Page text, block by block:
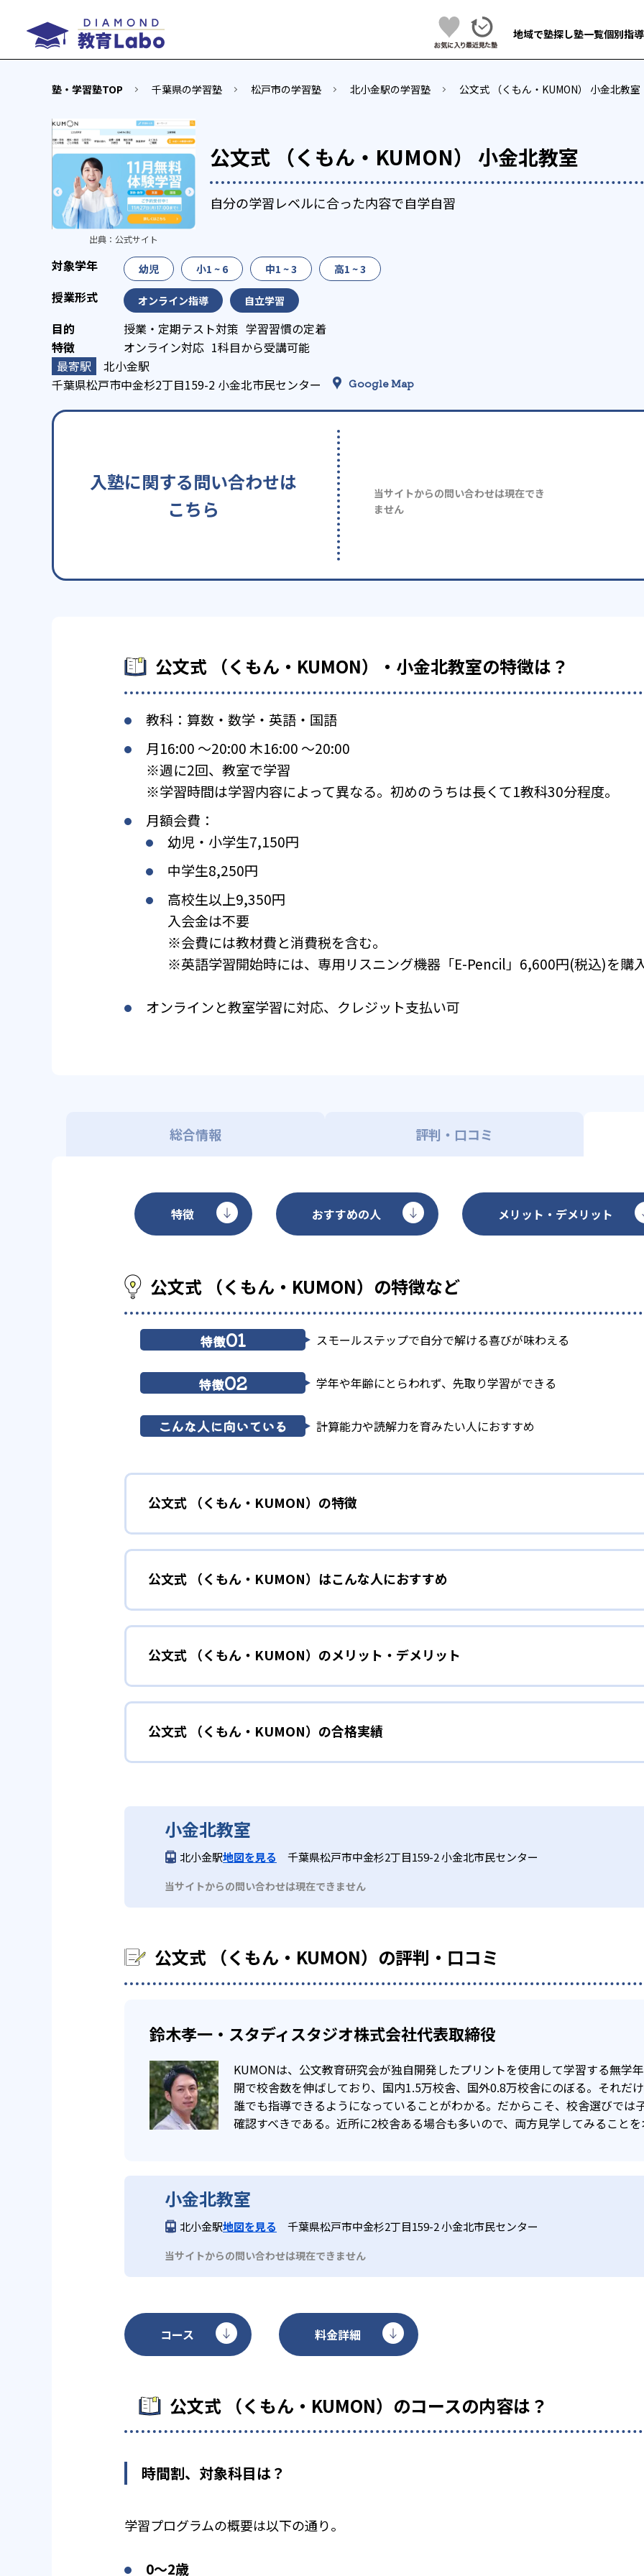
地域で塾探し塾一覧個別指
塾・学習塾TOP 千葉県の学習塾 松戸市の学習塾 北小金駅の学習塾 公文式 （くもん・KUMON） 小金北教室
公文式 （くもん・KUMON） 小金北教室
自分の学習レベルに合った内容で自学自習
出典： 公式サイト
幼児 小1 ~ 6 中1 ~ 3 高1 ~ 3
オンライン指導 自立学習
授業・定期テスト対策 学習習慣の定着
オンライン対応 1科目から受講可能
北小金駅
千葉県松戸市中金杉2丁目159-2 小金北市民センター
Google Map
入塾に関する問い合わせは
こちら
当サイトからの問い合わせは現在でき
ません
公文式 （くもん・KUMON）・小金北教室の特徴は？
教科：算数・数学・英語・国語
月16:00 〜20:00 木16:00 〜20:00
※週に2回、教室で学習
※学習時間は学習内容によって異なる。初めのうちは長くて1教科30分程度。
月額会費：
幼児・小学生7,150円
中学生8,250円
高校生以上9,350円
入会金は不要
※会費には教材費と消費税を含む。
※英語学習開始時には、専用リスニング機器「E-Pencil」6,600円(税込)を購
オンラインと教室学習に対応、クレジット支払い可
総合情報 評判・口コミ
特徴 おすすめの人 メリット・デメリット
公文式 （くもん・KUMON）の特徴など
特徴01 スモールステップで自分で解ける喜びが味わえる
特徴02 学年や年齢にとらわれず、先取り学習ができる
こんな人に向いている 計算能力や読解力を育みたい人におすすめ
公文式 （くもん・KUMON）の特徴
01 無学年式の学力別学習
KUMONでは、年齢や学年にとらわれずに、一人ひとりの学力に応じたレベルから学習を始めて
確実に100点が取れるレベルから少しずつ難易度を上げていくことで子どもたちは多くの成功
できる。
02 自学自習スタイル
KUMONの教材は、簡単な問題から高度な問題へと、スモールステップで進んでいけるよう工
時期から高校教材に進む生徒もいる。
03 フレキシブルな受講スタイル
KUMONでは、教室が開いている時間内であれば、何曜日にでも週2回受講できる。そのため、
も通室しやすい。また、教室によっては自宅からのオンライン受講と通室を組み合わせること
公文式 （くもん・KUMON）はこんな人におすすめ
小学校に入る準備をしたい幼児向け
KUMONでは細かいステップに分かれた教材で、わかる楽しさを経験しながら無理なく力を高め
目でも自分で解けた達成感を味わうことで、少しずつ苦手意識を克服できるだろう。
中学生・高校生 部活や習い事と両立したい生徒向け
宿題の量や進め方に関しては、いつでも気軽に相談可能だ。
公文式 （くもん・KUMON）のメリット・デメリット
どんなメリットがある？
KUMONでは自学自習スタイルで勉強するため、集中力や目標に向かって頑張りやり抜く力を
い。
どんなデメリットがある？
KUMONでは、中高生のクラスでも数学・英語・国語の3教科に限られるため、その他の教科に
だろう。
公文式 （くもん・KUMON）の合格実績
KUMONは、公式サイトでは合格実績は公開していない。志望校への実績があるかどうかは、
小金北教室
北小金駅地図を見る 千葉県松戸市中金杉2丁目159-2 小金北市民センター
当サイトからの問い合わせは現在できません
公文式 （くもん・KUMON）の評判・口コミ
鈴木孝一・スタディスタジオ株式会社代表取締役
KUMONは、公文教育研究会が独自開発したプリントを使用して学習する無学
開で校舎数を伸ばしており、国内1.5万校舎、国外0.8万校舎にのぼる。それだ
誰でも指導できるようになっていることがわかる。だからこそ、校舎選びでは
確認すべきである。近所に2校舎ある場合も多いので、両方見学してみること
小金北教室
北小金駅地図を見る 千葉県松戸市中金杉2丁目159-2 小金北市民センター
当サイトからの問い合わせは現在できません
コース 料金詳細
公文式 （くもん・KUMON）のコースの内容は？
時間割、対象科目は？
学習プログラムの概要は以下の通り。
0〜2歳